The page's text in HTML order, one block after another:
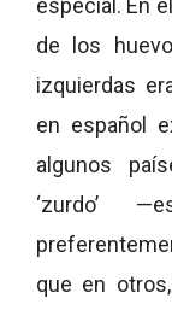
especial. En
de los
izquierdas
en español
algunos
‘zurdo’
que en